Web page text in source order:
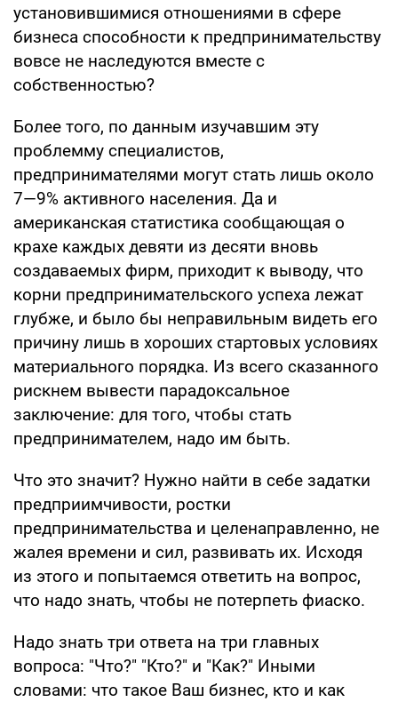
установившимися отношениями в сфере
бизнеса способности к предпринимательству
вовсе не наследуются вместе с
собственностью?
Более того, по данным изучавшим эту
проблемму специалистов,
предпринимателями могут стать лишь около
7—9% активного населения. Да и
американская статистика сообщающая о
крахе каждых девяти из десяти вновь
создаваемых фирм, приходит к выводу, что
корни предпринимательского успеха лежат
глубже, и было бы неправильным видеть его
причину лишь в хороших стартовых условиях
материального порядка. Из всего сказанного
рискнем вывести парадоксальное
заключение: для того, чтобы стать
предпринимателем, надо им быть.
Что это значит? Нужно найти в себе задатки
предприимчивости, ростки
предпринимательства и целенаправленно, не
жалея времени и сил, развивать их. Исходя
из этого и попытаемся ответить на вопрос,
что надо знать, чтобы не потерпеть фиаско.
Надо знать три ответа на три главных
вопроса: "Что?" "Кто?" и "Как?" Иными
словами: что такое Ваш бизнес, кто и как